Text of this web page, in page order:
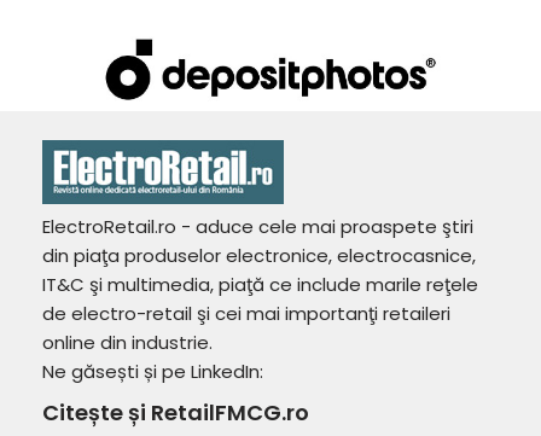
ElectroRetail.ro - aduce cele mai proaspete ştiri
din piaţa produselor electronice, electrocasnice,
IT&C şi multimedia, piaţă ce include marile reţele
de electro-retail şi cei mai importanţi retaileri
online din industrie.
Ne găsești și pe LinkedIn:
Citește și RetailFMCG.ro